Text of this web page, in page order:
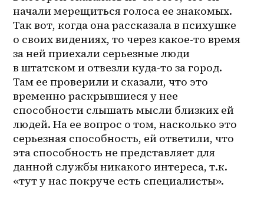
начали мерещиться голоса ее знакомых.
Так вот, когда она рассказала в психушке
о своих видениях, то через какое-то время
за ней приехали серьезные люди
в штатском и отвезли куда-то за город.
Там ее проверили и сказали, что это
временно раскрывшиеся у нее
способности слышать мысли близких ей
людей. На ее вопрос о том, насколько это
серьезная способность, ей ответили, что
эта способность не представляет для
данной службы никакого интереса, т.к.
«тут у нас покруче есть специалисты».